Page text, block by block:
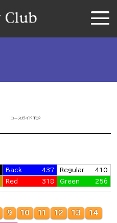
Back 437 Regular
410
Red 318 Green 256
9 10 11 12 13 14